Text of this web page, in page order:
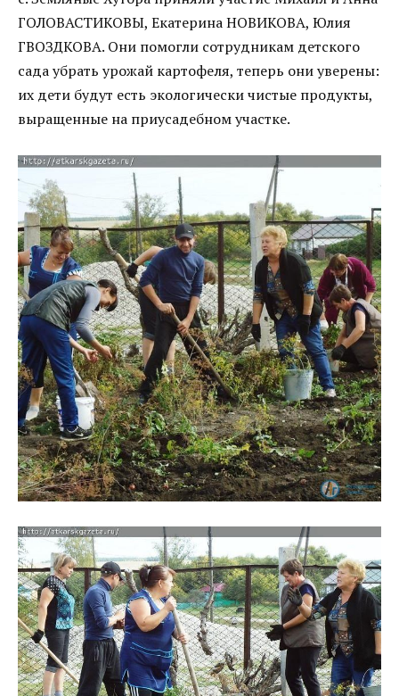
ГОЛОВАСТИКОВЫ, Екатерина НОВИКОВА, Юлия
ГВОЗДКОВА. Они помогли сотрудникам детского
сада убрать урожай картофеля, теперь они уверены:
их дети будут есть экологически чистые продукты,
выращенные на приусадебном участке.